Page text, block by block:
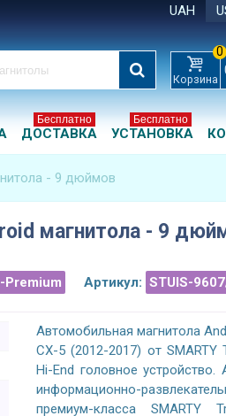
UAH
Корзина
0
ДОСТАВКА
Бесплатно
УСТАНОВКА
Бесплатно
- 9 дюймов
магнитола - 9
Premium Артикул: STUIS-
Автомобильная магнитола
CX-5 (2012-2017) от SMARTY
Hi-End головное устройство.
информационно-
премиум-класса SMARTY